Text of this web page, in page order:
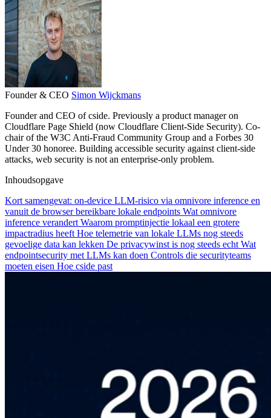
Founder & CEO Simon Wijckmans
Founder and CEO of cside. Previously a product manager on
Cloudflare Page Shield (now Cloudflare Client-Side Security). Co-
chair of the W3C Anti-Fraud Community Group and a Forbes 30
Under 30 honoree. Building accessible security against client-side
attacks, web security is not an enterprise-only problem.
Inhoudsopgave
Kort samengevat: on-device LLM-risico via omnivore inference en
vanuit de browser bereikbare lokale endpoints Wat omnivore
inference verandert Waarom promptinjectie lokaal een grotere
impactradius heeft Hoe telemetrie van lokale LLMs nog steeds
gevoelige data kan lekken De privacywinst is nog steeds echt Wat
endpointsecurity met LLMs kan doen Controls die securityteams
moeten eisen Hoe cside past